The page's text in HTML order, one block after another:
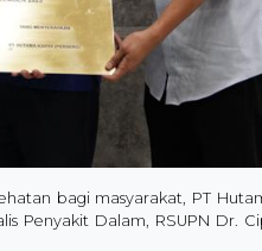
bagi masyarakat, PT
Penyakit Dalam, RSUPN Dr.